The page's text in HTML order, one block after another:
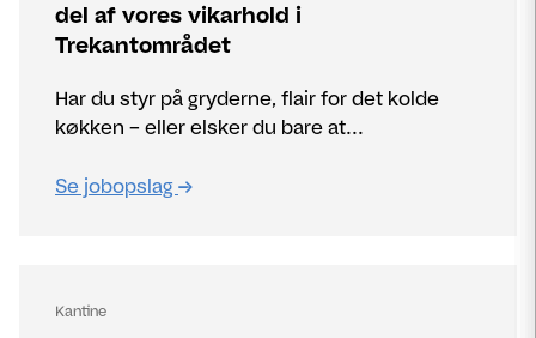
del af vores vikarhold i
Trekantområdet
Har du styr på gryderne, flair for det kolde
køkken – eller elsker du bare at...
Se jobopslag
Kantine